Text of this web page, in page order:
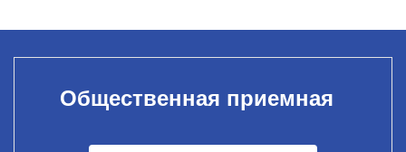
Общественная приемная